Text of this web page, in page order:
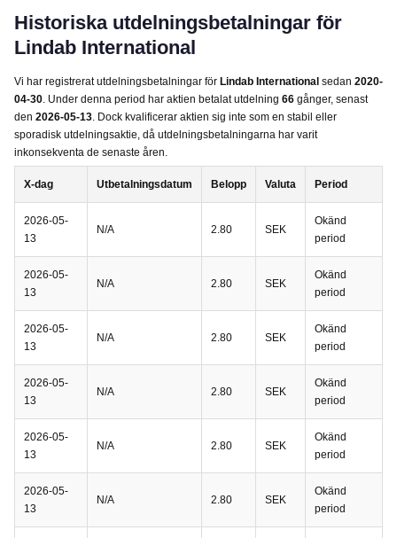
Historiska utdelningsbetalningar för
Lindab International
Vi har registrerat utdelningsbetalningar för Lindab International sedan 2020-
04-30. Under denna period har aktien betalat utdelning 66 gånger, senast
den 2026-05-13. Dock kvalificerar aktien sig inte som en stabil eller
sporadisk utdelningsaktie, då utdelningsbetalningarna har varit
inkonsekventa de senaste åren.
X-dag Utbetalningsdatum Belopp Valuta Period
2026-05-
13
N/A 2.80 SEK
Okänd
period
2026-05-
13
N/A 2.80 SEK
Okänd
period
2026-05-
13
N/A 2.80 SEK
Okänd
period
2026-05-
13
N/A 2.80 SEK
Okänd
period
2026-05-
13
N/A 2.80 SEK
Okänd
period
2026-05-
13
N/A 2.80 SEK
Okänd
period